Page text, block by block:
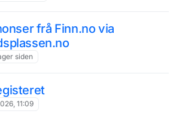
frå Finn.no via
siden
11:09